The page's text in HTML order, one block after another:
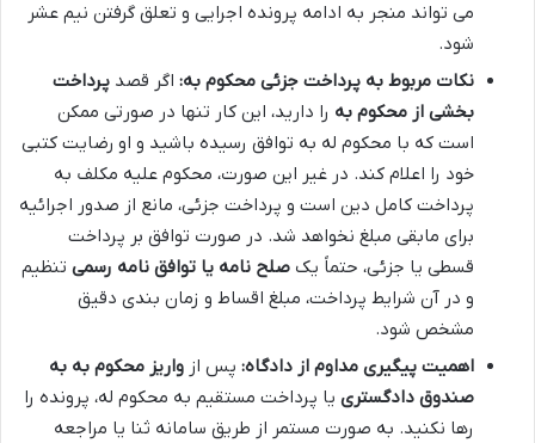
می تواند منجر به ادامه پرونده اجرایی و تعلق گرفتن نیم عشر
شود.
نکات مربوط به پرداخت جزئی محکوم به: اگر قصد پرداخت
بخشی از محکوم به را دارید، این کار تنها در صورتی ممکن
است که با محکوم له به توافق رسیده باشید و او رضایت کتبی
خود را اعلام کند. در غیر این صورت، محکوم علیه مکلف به
پرداخت کامل دین است و پرداخت جزئی، مانع از صدور اجرائیه
برای مابقی مبلغ نخواهد شد. در صورت توافق بر پرداخت
قسطی یا جزئی، حتماً یک صلح نامه یا توافق نامه رسمی تنظیم
و در آن شرایط پرداخت، مبلغ اقساط و زمان بندی دقیق
مشخص شود.
اهمیت پیگیری مداوم از دادگاه: پس از واریز محکوم به به
صندوق دادگستری یا پرداخت مستقیم به محکوم له، پرونده را
رها نکنید. به صورت مستمر از طریق سامانه ثنا یا مراجعه